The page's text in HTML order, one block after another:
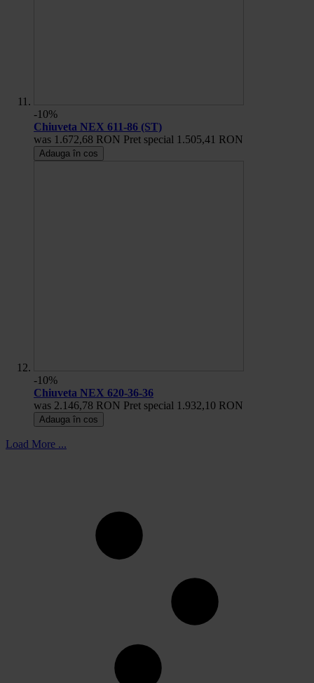
-10%
Chiuveta NEX 611-86 (ST)
was 1.672,68 RON Pret special 1.505,41 RON
Adauga în cos
-10%
Chiuveta NEX 620-36-36
was 2.146,78 RON Pret special 1.932,10 RON
Adauga în cos
Load More ...